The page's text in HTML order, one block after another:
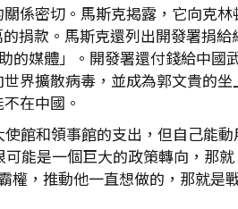
係密切。馬斯克揭露，它向克林
捐款。馬斯克還列出開發署捐給
的媒體」。開發署還付錢給中國
界擴散病毒，並成為郭文貴的坐
在中國。
館和領事館的支出，但自己能動
能是一個巨大的政策轉向，那就
權，推動他一直想做的，那就是